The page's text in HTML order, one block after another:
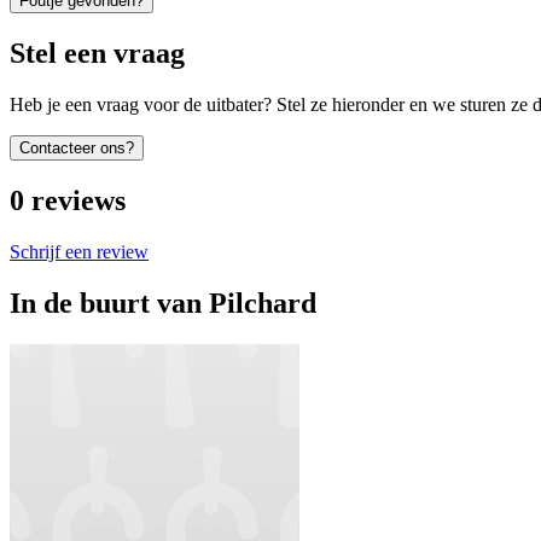
Stel een vraag
Heb je een vraag voor de uitbater? Stel ze hieronder en we sturen ze
Contacteer ons?
0 reviews
Schrijf een review
In de buurt van Pilchard